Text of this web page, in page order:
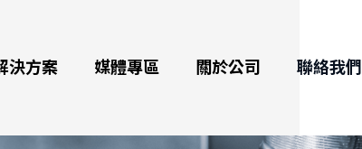
決方案
航太加工及應用
媒體專區 關於公司 聯絡我們